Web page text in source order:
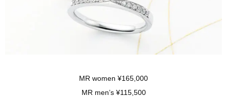
MR women ¥165,000
MR men’s ¥115,500